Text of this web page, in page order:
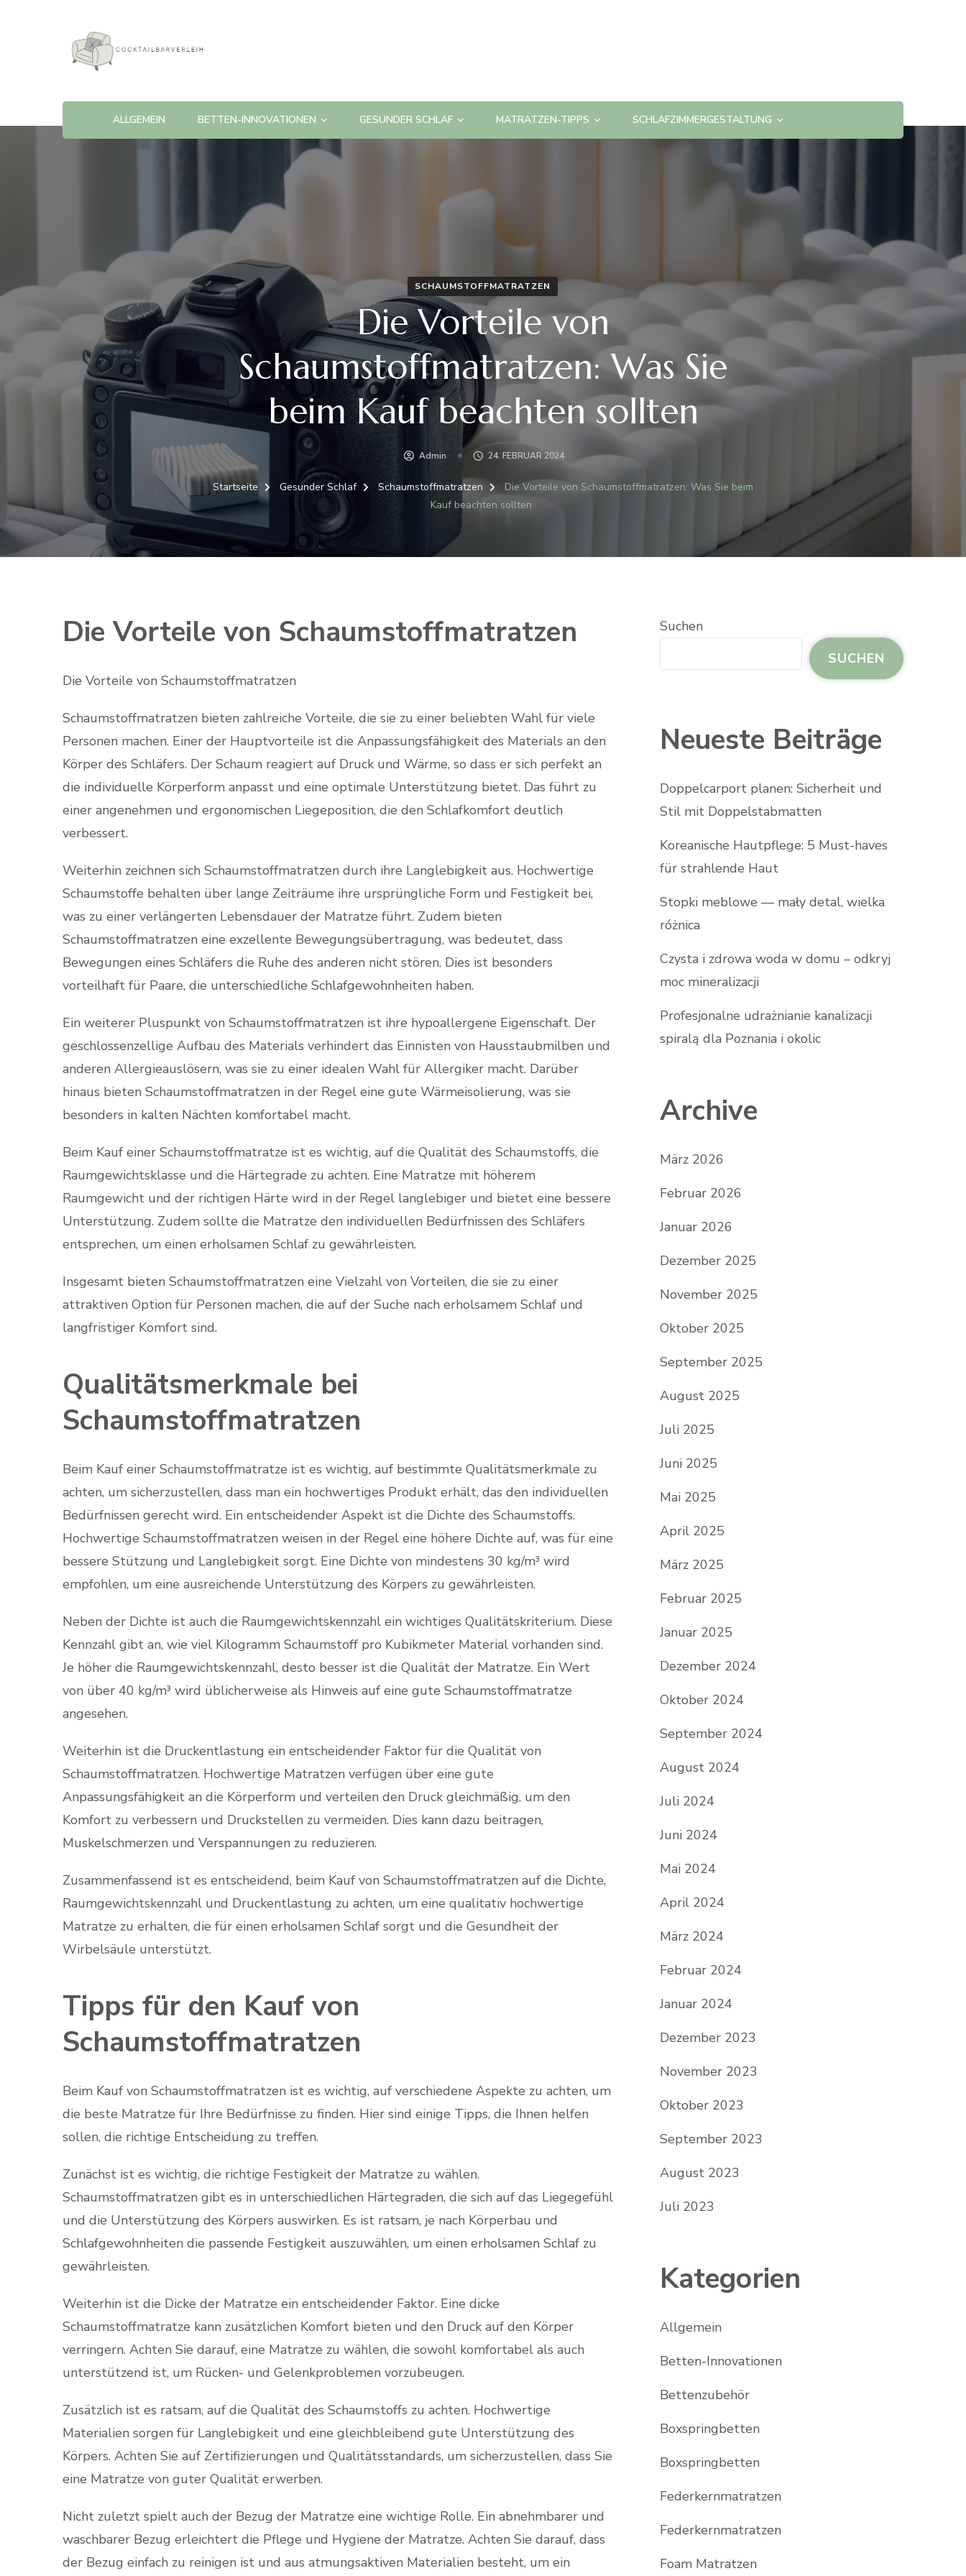
Cocktailbarverleih
ALLGEMEIN BETTEN-INNOVATIONEN GESUNDER SCHLAF MATRATZEN-TIPPS SCHLAFZIMMERGESTALTUNG
SCHAUMSTOFFMATRATZEN
Die Vorteile von
Schaumstoffmatratzen: Was Sie
beim Kauf beachten sollten
Admin 24. FEBRUAR 2024
Startseite Gesunder Schlaf Schaumstoffmatratzen
Die Vorteile von Schaumstoffmatratzen: Was Sie beim
Kauf beachten sollten
Die Vorteile von Schaumstoffmatratzen
Die Vorteile von Schaumstoffmatratzen
Schaumstoffmatratzen bieten zahlreiche Vorteile, die sie zu einer beliebten Wahl für viele
Personen machen. Einer der Hauptvorteile ist die Anpassungsfähigkeit des Materials an den
Körper des Schläfers. Der Schaum reagiert auf Druck und Wärme, so dass er sich perfekt an
die individuelle Körperform anpasst und eine optimale Unterstützung bietet. Das führt zu
einer angenehmen und ergonomischen Liegeposition, die den Schlafkomfort deutlich
verbessert.
Weiterhin zeichnen sich Schaumstoffmatratzen durch ihre Langlebigkeit aus. Hochwertige
Schaumstoffe behalten über lange Zeiträume ihre ursprüngliche Form und Festigkeit bei,
was zu einer verlängerten Lebensdauer der Matratze führt. Zudem bieten
Schaumstoffmatratzen eine exzellente Bewegungsübertragung, was bedeutet, dass
Bewegungen eines Schläfers die Ruhe des anderen nicht stören. Dies ist besonders
vorteilhaft für Paare, die unterschiedliche Schlafgewohnheiten haben.
Ein weiterer Pluspunkt von Schaumstoffmatratzen ist ihre hypoallergene Eigenschaft. Der
geschlossenzellige Aufbau des Materials verhindert das Einnisten von Hausstaubmilben und
anderen Allergieauslösern, was sie zu einer idealen Wahl für Allergiker macht. Darüber
hinaus bieten Schaumstoffmatratzen in der Regel eine gute Wärmeisolierung, was sie
besonders in kalten Nächten komfortabel macht.
Beim Kauf einer Schaumstoffmatratze ist es wichtig, auf die Qualität des Schaumstoffs, die
Raumgewichtsklasse und die Härtegrade zu achten. Eine Matratze mit höherem
Raumgewicht und der richtigen Härte wird in der Regel langlebiger und bietet eine bessere
Unterstützung. Zudem sollte die Matratze den individuellen Bedürfnissen des Schläfers
entsprechen, um einen erholsamen Schlaf zu gewährleisten.
Insgesamt bieten Schaumstoffmatratzen eine Vielzahl von Vorteilen, die sie zu einer
attraktiven Option für Personen machen, die auf der Suche nach erholsamem Schlaf und
langfristiger Komfort sind.
Qualitätsmerkmale bei
Schaumstoffmatratzen
Beim Kauf einer Schaumstoffmatratze ist es wichtig, auf bestimmte Qualitätsmerkmale zu
achten, um sicherzustellen, dass man ein hochwertiges Produkt erhält, das den individuellen
Bedürfnissen gerecht wird. Ein entscheidender Aspekt ist die Dichte des Schaumstoffs.
Hochwertige Schaumstoffmatratzen weisen in der Regel eine höhere Dichte auf, was für eine
bessere Stützung und Langlebigkeit sorgt. Eine Dichte von mindestens 30 kg/m³ wird
empfohlen, um eine ausreichende Unterstützung des Körpers zu gewährleisten.
Neben der Dichte ist auch die Raumgewichtskennzahl ein wichtiges Qualitätskriterium. Diese
Kennzahl gibt an, wie viel Kilogramm Schaumstoff pro Kubikmeter Material vorhanden sind.
Je höher die Raumgewichtskennzahl, desto besser ist die Qualität der Matratze. Ein Wert
von über 40 kg/m³ wird üblicherweise als Hinweis auf eine gute Schaumstoffmatratze
angesehen.
Weiterhin ist die Druckentlastung ein entscheidender Faktor für die Qualität von
Schaumstoffmatratzen. Hochwertige Matratzen verfügen über eine gute
Anpassungsfähigkeit an die Körperform und verteilen den Druck gleichmäßig, um den
Komfort zu verbessern und Druckstellen zu vermeiden. Dies kann dazu beitragen,
Muskelschmerzen und Verspannungen zu reduzieren.
Zusammenfassend ist es entscheidend, beim Kauf von Schaumstoffmatratzen auf die Dichte,
Raumgewichtskennzahl und Druckentlastung zu achten, um eine qualitativ hochwertige
Matratze zu erhalten, die für einen erholsamen Schlaf sorgt und die Gesundheit der
Wirbelsäule unterstützt.
Tipps für den Kauf von
Schaumstoffmatratzen
Beim Kauf von Schaumstoffmatratzen ist es wichtig, auf verschiedene Aspekte zu achten, um
die beste Matratze für Ihre Bedürfnisse zu finden. Hier sind einige Tipps, die Ihnen helfen
sollen, die richtige Entscheidung zu treffen.
Zunächst ist es wichtig, die richtige Festigkeit der Matratze zu wählen.
Schaumstoffmatratzen gibt es in unterschiedlichen Härtegraden, die sich auf das Liegegefühl
und die Unterstützung des Körpers auswirken. Es ist ratsam, je nach Körperbau und
Schlafgewohnheiten die passende Festigkeit auszuwählen, um einen erholsamen Schlaf zu
gewährleisten.
Weiterhin ist die Dicke der Matratze ein entscheidender Faktor. Eine dicke
Schaumstoffmatratze kann zusätzlichen Komfort bieten und den Druck auf den Körper
verringern. Achten Sie darauf, eine Matratze zu wählen, die sowohl komfortabel als auch
unterstützend ist, um Rücken- und Gelenkproblemen vorzubeugen.
Zusätzlich ist es ratsam, auf die Qualität des Schaumstoffs zu achten. Hochwertige
Materialien sorgen für Langlebigkeit und eine gleichbleibend gute Unterstützung des
Körpers. Achten Sie auf Zertifizierungen und Qualitätsstandards, um sicherzustellen, dass Sie
eine Matratze von guter Qualität erwerben.
Nicht zuletzt spielt auch der Bezug der Matratze eine wichtige Rolle. Ein abnehmbarer und
waschbarer Bezug erleichtert die Pflege und Hygiene der Matratze. Achten Sie darauf, dass
der Bezug einfach zu reinigen ist und aus atmungsaktiven Materialien besteht, um ein
Suchen
SUCHEN
Neueste Beiträge
Doppelcarport planen: Sicherheit und
Stil mit Doppelstabmatten
Koreanische Hautpflege: 5 Must-haves
für strahlende Haut
Stopki meblowe — mały detal, wielka
różnica
Czysta i zdrowa woda w domu – odkryj
moc mineralizacji
Profesjonalne udrażnianie kanalizacji
spiralą dla Poznania i okolic
Archive
März 2026
Februar 2026
Januar 2026
Dezember 2025
November 2025
Oktober 2025
September 2025
August 2025
Juli 2025
Juni 2025
Mai 2025
April 2025
März 2025
Februar 2025
Januar 2025
Dezember 2024
Oktober 2024
September 2024
August 2024
Juli 2024
Juni 2024
Mai 2024
April 2024
März 2024
Februar 2024
Januar 2024
Dezember 2023
November 2023
Oktober 2023
September 2023
August 2023
Juli 2023
Kategorien
Allgemein
Betten-Innovationen
Bettenzubehör
Boxspringbetten
Boxspringbetten
Federkernmatratzen
Federkernmatratzen
Foam Matratzen